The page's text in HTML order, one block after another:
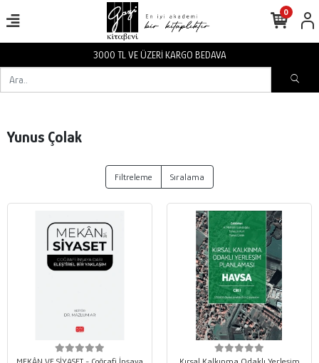
3000 TL VE ÜZERİ KARGO BEDAVA
0
Yunus Çolak
Filtreleme Sıralama